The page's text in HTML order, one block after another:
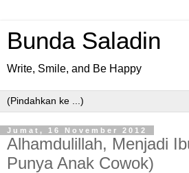
Bunda Saladin
Write, Smile, and Be Happy
Jumat, 16 November 2012
Alhamdulillah, Menjadi
Punya Anak Cowok)